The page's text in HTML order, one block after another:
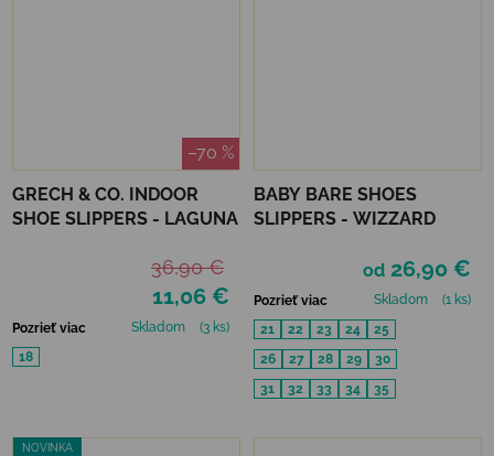
–70 %
GRECH & CO. INDOOR
SHOE SLIPPERS - LAGUNA
11,06 €
36,90 €
Pozrieť viac Skladom
(3 ks)
18
BABY BARE SHOES
SLIPPERS - WIZZARD
od 26,90 €
Pozrieť viac Skladom
(1 ks)
21
22 23 24
25
26
27 28 29
30
31
32 33 34 35
NOVINKA